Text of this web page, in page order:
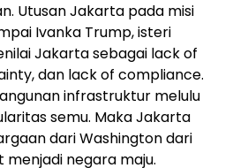
Utusan Jakarta pada misi
Ivanka Trump, isteri
Jakarta sebagai lack of
dan lack of compliance.
infrastruktur melulu
semu. Maka Jakarta
dari Washington dari
menjadi negara maju.